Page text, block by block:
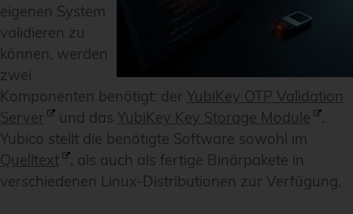
eigenen System
validieren zu
können, werden
zwei
Komponenten benötigt: der YubiKey OTP Validation
Server
und das YubiKey Key Storage Module
.
Yubico stellt die benötigte Software sowohl im
Quelltext
, als auch als fertige Binärpakete in
verschiedenen Linux-Distributionen zur Verfügung.